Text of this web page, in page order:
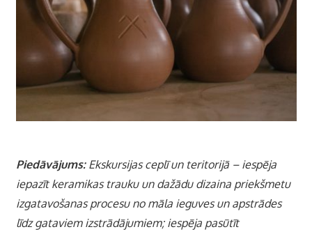
Piedāvājums:Ekskursijas ceplī un teritorijā – iespēja
iepazīt keramikas trauku un dažādu dizaina priekšmetu
izgatavošanas procesu no māla ieguves un apstrādes
līdz gataviem izstrādājumiem; iespēja pasūtīt